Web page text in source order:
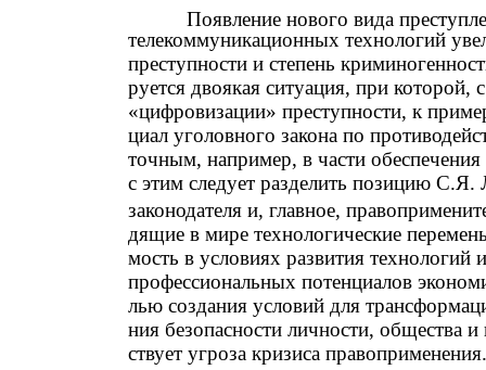
Появление нового вида
телекоммуникационных технологий
преступности и степень
руется двоякая ситуация, при которой,
«цифровизации» преступности, к
циал уголовного закона по
точным, например, в части
с этим следует разделить позицию С.Я.
законодателя и, главное,
дящие в мире технологические
мость в условиях развития технологий
профессиональных потенциалов
лью создания условий для
ния безопасности личности, общества
ствует угроза кризиса правоприменения.